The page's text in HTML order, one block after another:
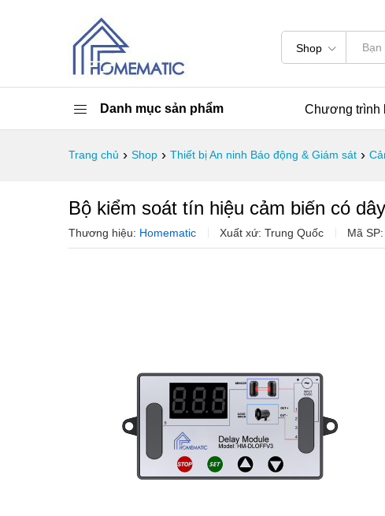
Shop
Danh mục sản phẩm Chương trình
Trang chủ › Shop › Thiết bị An ninh Báo động & Giám sát ›
Bộ kiểm soát tín hiệu cảm biến có
Thương hiệu: Homematic Xuất xứ: Trung Quốc Mã SP: